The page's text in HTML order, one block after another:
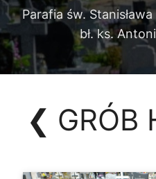
Parafia św.
bł. ks.
❮ GRÓB